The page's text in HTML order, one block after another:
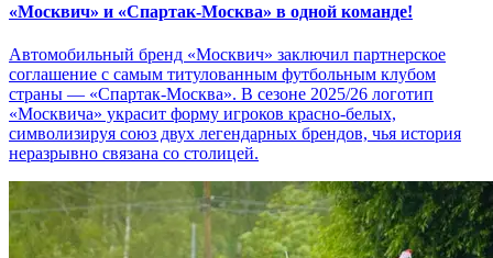
«Москвич» и «Спартак-Москва» в одной команде!
Автомобильный бренд «Москвич» заключил партнерское
соглашение с самым титулованным футбольным клубом
страны — «Спартак-Москва». В сезоне 2025/26 логотип
«Москвича» украсит форму игроков красно-белых,
символизируя союз двух легендарных брендов, чья история
неразрывно связана со столицей.